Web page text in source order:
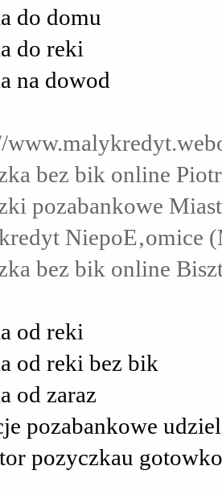
do domu
do reki
na dowod
bez bik online
pozabankowe
NiepoЕ‚omice
bez bik online
od reki
od reki bez bik
od zaraz
pozabankowe
pozyczkau